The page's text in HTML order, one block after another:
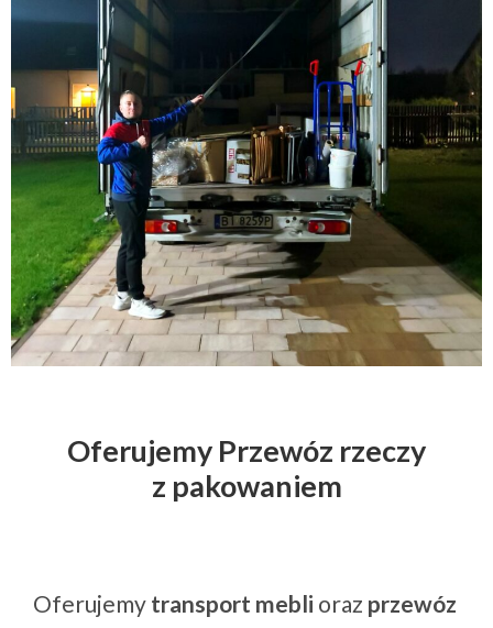
Oferujemy Przewóz rzeczy
z pakowaniem
Oferujemy transport mebli oraz przewóz